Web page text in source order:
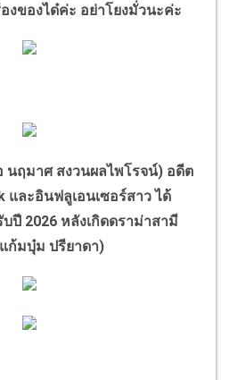
งของได๋ค่ะ อย่าโยงมั่วนะค่ะ
นฤมาศ สงวนผลไพโรจน์) อดีต
และอินฟลูเอนเซอร์สาว ได้
บปี 2026 หลังเกิดดราม่าสามี
ก้มบุ๋ม ปรียาดา)